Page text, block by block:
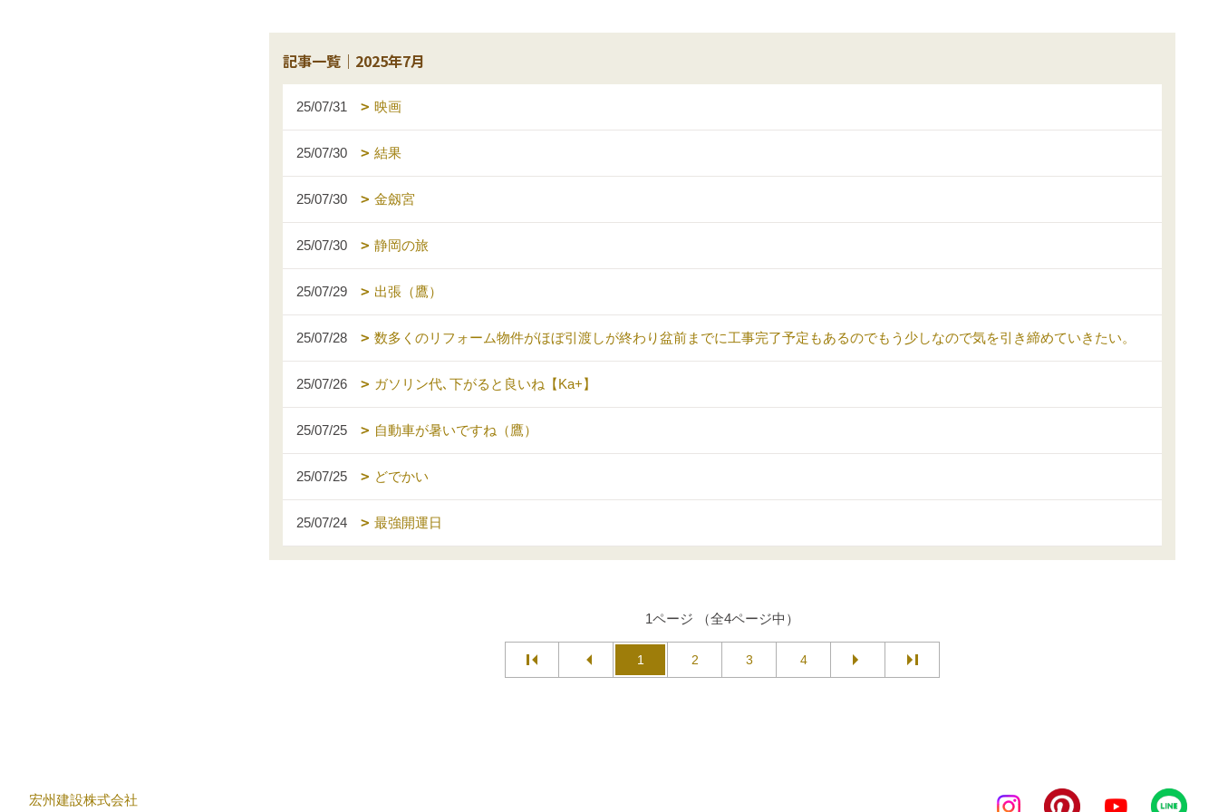
記事一覧｜2025年7月
25/07/31 映画
25/07/30 結果
25/07/30 金劔宮
25/07/30 静岡の旅
25/07/29 出張（鷹）
25/07/28 数多くのリフォーム物件がほぼ引渡しが終わり盆前までに工事完了予定もあるのでもう少しなので気を引き締めていきたい。
25/07/26 ガソリン代､下がると良いね【Ka+】
25/07/25 自動車が暑いですね（鷹）
25/07/25 どでかい
25/07/24 最強開運日
1ページ （全4ページ中）
1 2 3 4
宏州建設株式会社